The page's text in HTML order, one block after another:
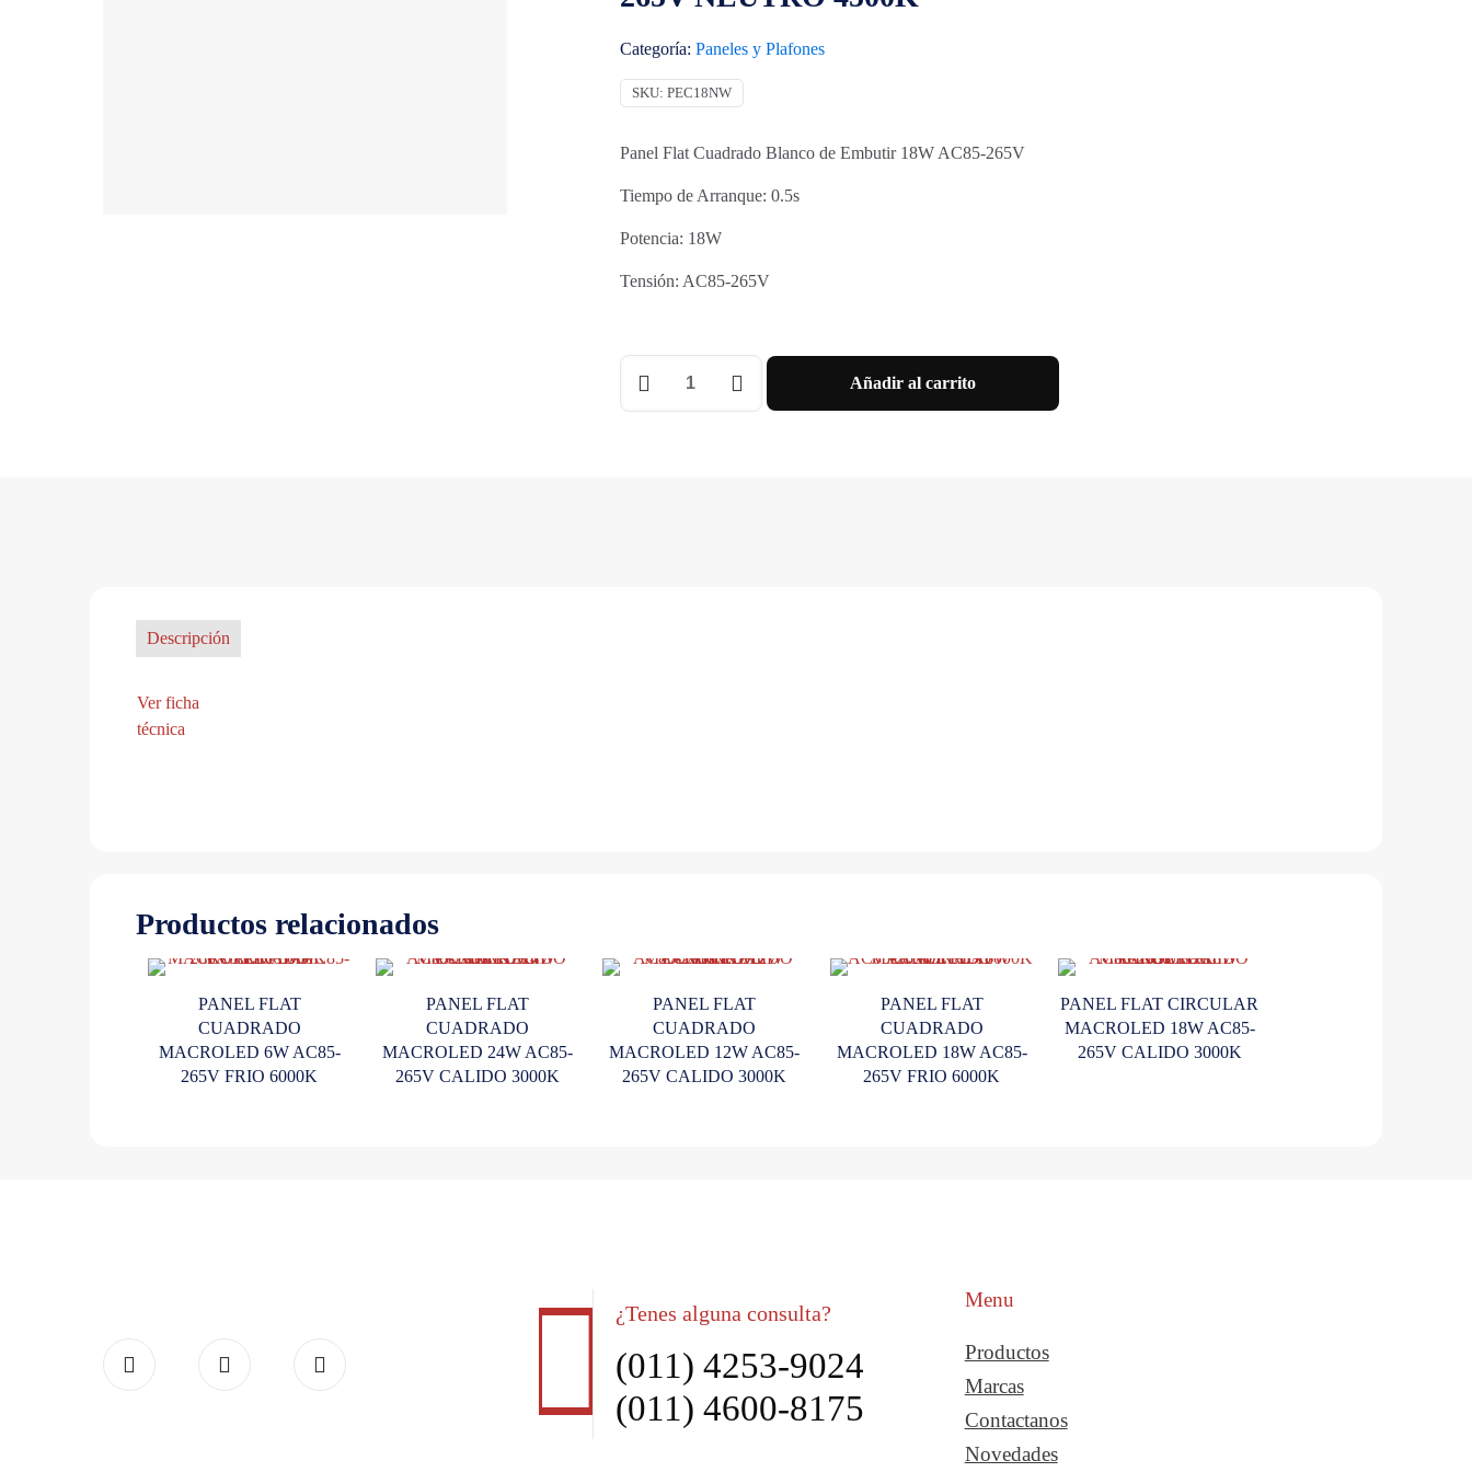
Categoría: Paneles y Plafones
SKU: PEC18NW
Panel Flat Cuadrado Blanco de Embutir 18W AC85-265V
Tiempo de Arranque: 0.5s
Potencia: 18W
Tensión: AC85-265V
FLAT
Añadir al carrito
Descripción
Ver ficha
técnica
Productos relacionados
PANEL FLAT
CUADRADO
MACROLED 6W AC85-
265V FRIO 6000K
PANEL FLAT
CUADRADO
MACROLED 24W AC85-
265V CALIDO 3000K
PANEL FLAT
CUADRADO
MACROLED 12W AC85-
265V CALIDO 3000K
PANEL FLAT
CUADRADO
MACROLED 18W AC85-
265V FRIO 6000K
PANEL FLAT CIRCULAR
MACROLED 18W AC85-
265V CALIDO 3000K
¿Tenes alguna consulta?
(011) 4253-9024
(011) 4600-8175
Menu
Productos
Marcas
Contactanos
Novedades